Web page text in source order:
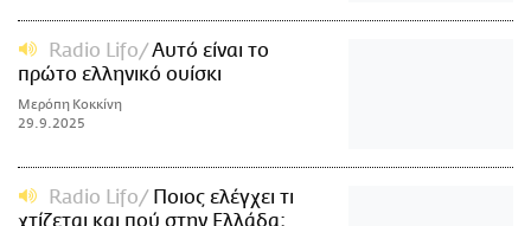
Radio Lifo
Aυτό είναι το
πρώτο ελληνικό ουίσκι
Μερόπη Κοκκίνη
29.9.2025
Radio Lifo
Ποιος ελέγχει τι
χτίζεται και πού στην Ελλάδα;